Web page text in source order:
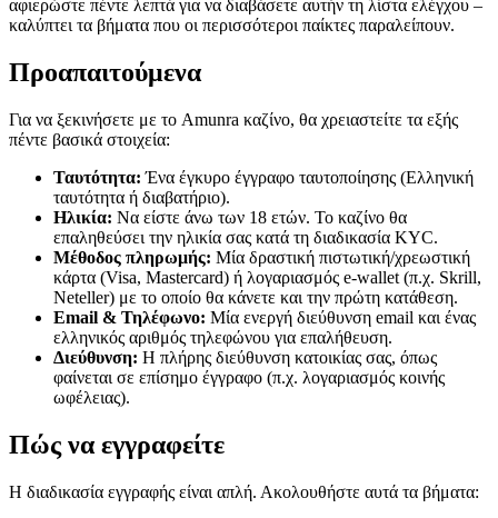
αφιερώστε πέντε λεπτά για να διαβάσετε αυτήν τη λίστα ελέγχου –
καλύπτει τα βήματα που οι περισσότεροι παίκτες παραλείπουν.
Προαπαιτούμενα
Για να ξεκινήσετε με το Amunra καζίνο, θα χρειαστείτε τα εξής
πέντε βασικά στοιχεία:
Ταυτότητα: Ένα έγκυρο έγγραφο ταυτοποίησης (Ελληνική
ταυτότητα ή διαβατήριο).
Ηλικία: Να είστε άνω των 18 ετών. Το καζίνο θα
επαληθεύσει την ηλικία σας κατά τη διαδικασία KYC.
Μέθοδος πληρωμής: Μία δραστική πιστωτική/χρεωστική
κάρτα (Visa, Mastercard) ή λογαριασμός e-wallet (π.χ. Skrill,
Neteller) με το οποίο θα κάνετε και την πρώτη κατάθεση.
Email & Τηλέφωνο: Μία ενεργή διεύθυνση email και ένας
ελληνικός αριθμός τηλεφώνου για επαλήθευση.
Διεύθυνση: Η πλήρης διεύθυνση κατοικίας σας, όπως
φαίνεται σε επίσημο έγγραφο (π.χ. λογαριασμός κοινής
ωφέλειας).
Πώς να εγγραφείτε
Η διαδικασία εγγραφής είναι απλή. Ακολουθήστε αυτά τα βήματα: